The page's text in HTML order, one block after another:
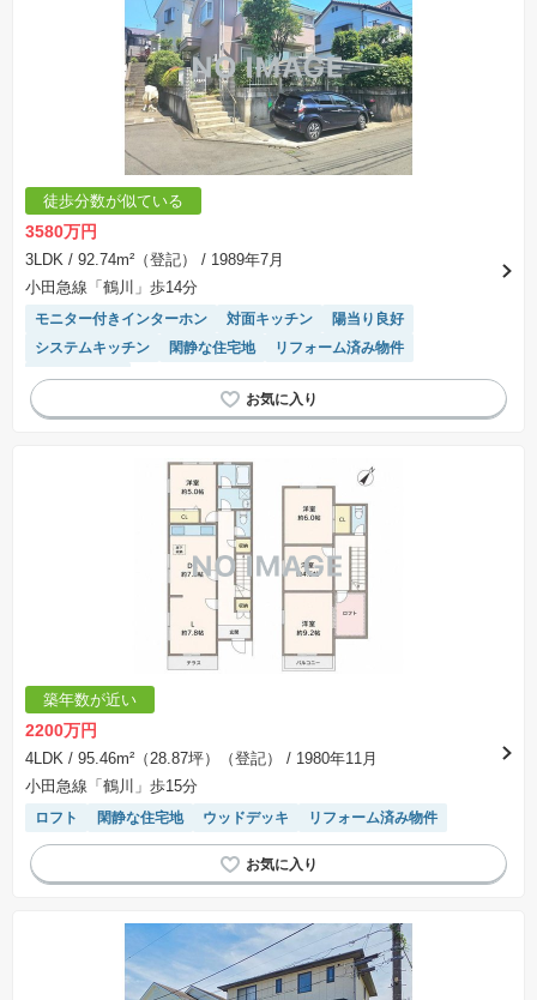
徒歩分数が似ている
3580万円
3LDK / 92.74m²（登記）
/ 1989年7月
小田急線「鶴川」歩14分
モニター付きインターホン 対面キッチン
陽当り良好
システムキッチン
閑静な住宅地
リフォーム済み物件
温水洗浄便座
築年数が近い
2200万円
4LDK / 95.46m²（28.87坪）（登記）
/ 1980年11月
小田急線「鶴川」歩15分
ロフト 閑静な住宅地 ウッドデッキ リフォーム済み物件